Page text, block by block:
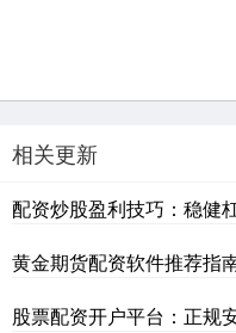
相关更新
配资炒股盈利技巧：稳健
黄金期货配资软件推荐指
股票配资开户平台：正规